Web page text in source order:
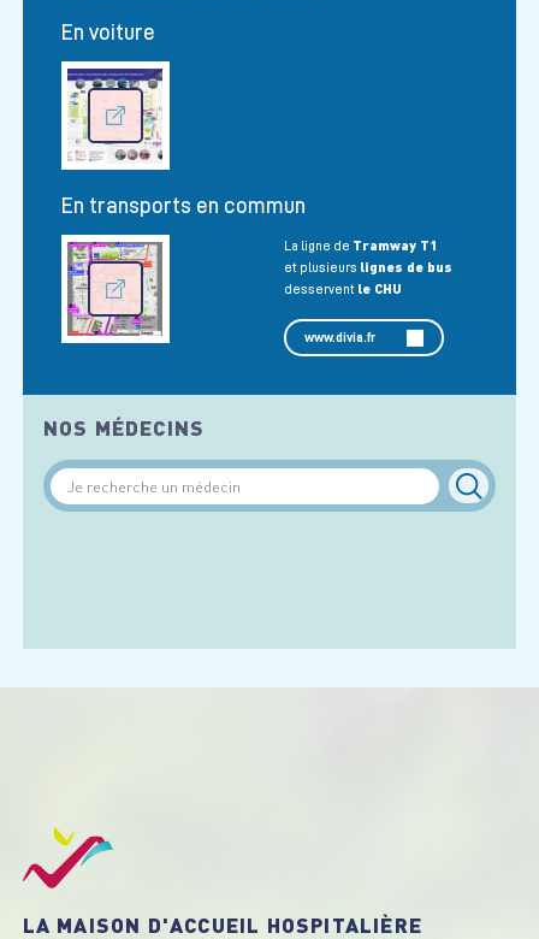
En voiture
En transports en commun
La ligne de Tramway T1
et plusieurs lignes de bus
desservent le CHU
www.divia.fr
NOS MÉDECINS
LA MAISON D'ACCUEIL HOSPITALIÈRE